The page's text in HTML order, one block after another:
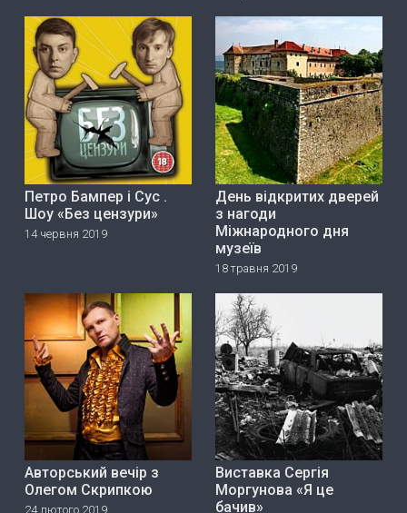
Петро Бампер і Сус .
Шоу «Без цензури»
14 червня 2019
День відкритих дверей
з нагоди
Міжнародного дня
музеїв
18 травня 2019
Авторський вечір з
Олегом Скрипкою
24 лютого 2019
Виставка Сергія
Моргунова «Я це
бачив»